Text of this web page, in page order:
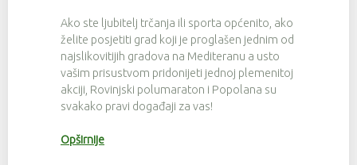
Ako ste ljubitelj trčanja ili sporta općenito, ako
želite posjetiti grad koji je proglašen jednim od
najslikovitijih gradova na Mediteranu a usto
vašim prisustvom pridonijeti jednoj plemenitoj
akciji, Rovinjski polumaraton i Popolana su
svakako pravi događaji za vas!
Opširnije